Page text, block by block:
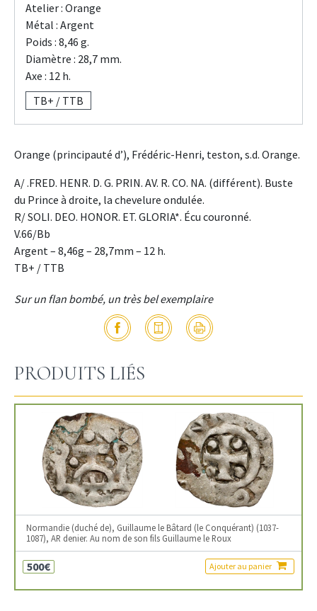
Atelier : Orange
Métal : Argent
Poids : 8,46 g.
Diamètre : 28,7 mm.
Axe : 12 h.
TB+ / TTB
Orange (principauté d’), Frédéric-Henri, teston, s.d. Orange.
A/ .FRED. HENR. D. G. PRIN. AV. R. CO. NA. (différent). Buste
du Prince à droite, la chevelure ondulée.
R/ SOLI. DEO. HONOR. ET. GLORIA*. Écu couronné.
V.66/Bb
Argent – 8,46g – 28,7mm – 12 h.
TB+ / TTB
Sur un flan bombé, un très bel exemplaire
PRODUITS LIÉS
Normandie (duché de), Guillaume le Bâtard (le Conquérant) (1037-
1087), AR denier. Au nom de son fils Guillaume le Roux
500€ Ajouter au panier